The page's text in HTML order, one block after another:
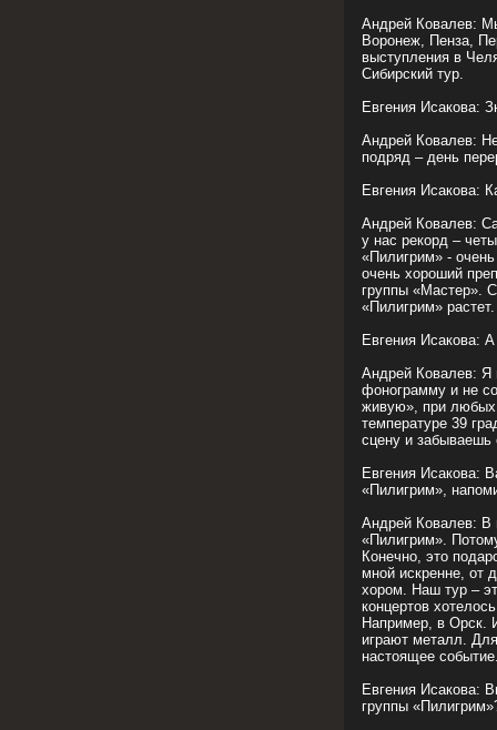
Андрей Ковалев:
Воронеж, Пенза,
выступления в
Сибирский тур.
Евгения Исакова:
Андрей Ковалев:
подряд – день
Евгения Исакова:
Андрей Ковалев:
у нас рекорд –
«Пилигрим» -
очень хороший
группы «Мастер».
«Пилигрим» растет.
Евгения Исакова:
Андрей Ковалев: Я
фонограмму и не
живую», при любых
температуре 39
сцену и забываешь
Евгения Исакова:
«Пилигрим»,
Андрей Ковалев: В
«Пилигрим».
Конечно, это
мной искренне, от
хором. Наш тур –
концертов
Например, в Орск.
играют металл.
настоящее
Евгения Исакова:
группы